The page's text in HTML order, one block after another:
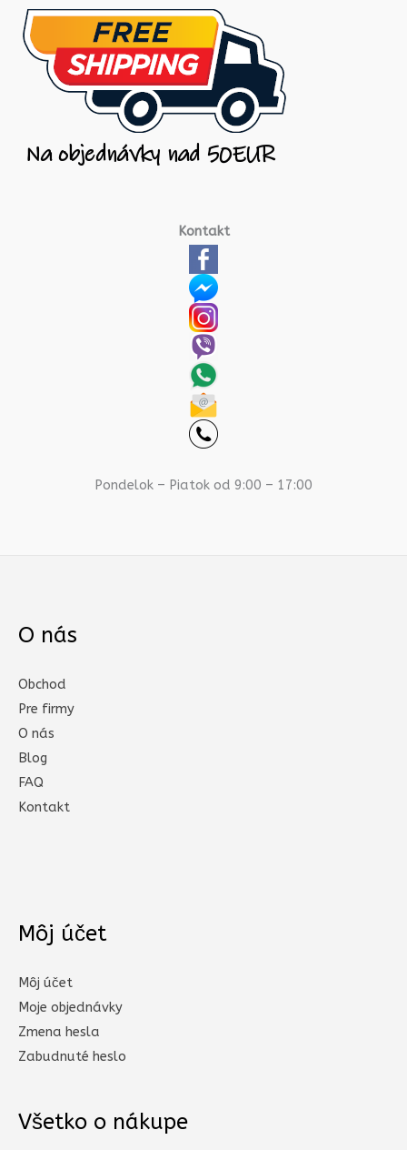
Kontakt
Pondelok – Piatok od 9:00 – 17:00
O nás
Obchod
Pre firmy
O nás
Blog
FAQ
Kontakt
Môj účet
Môj účet
Moje objednávky
Zmena hesla
Zabudnuté heslo
Všetko o nákupe